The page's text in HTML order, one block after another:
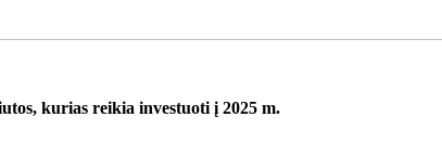
kurias reikia investuoti į 2025 m.